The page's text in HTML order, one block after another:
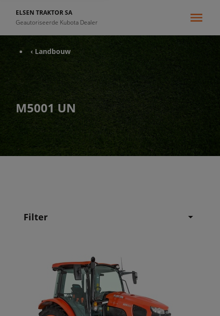
ELSEN TRAKTOR SA
Geautoriseerde Kubota Dealer
‹ Landbouw
M5001 UN
Filter